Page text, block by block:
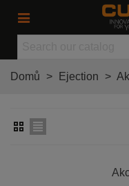
Domů > Ejection >